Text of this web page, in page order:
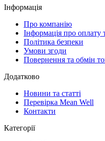
Інформація
Про компанію
Інформація про оплату
Політика безпеки
Умови згоди
Повернення та обмін
Додатково
Новини та статті
Перевірка Mean Well
Контакти
Категорії